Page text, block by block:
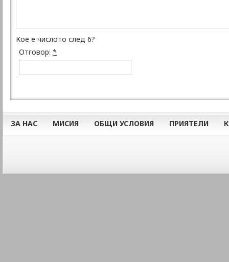
Кое е числото след 6?
Отговор: *
ЗА НАС МИСИЯ ОБЩИ УСЛОВИЯ ПРИЯТЕЛИ